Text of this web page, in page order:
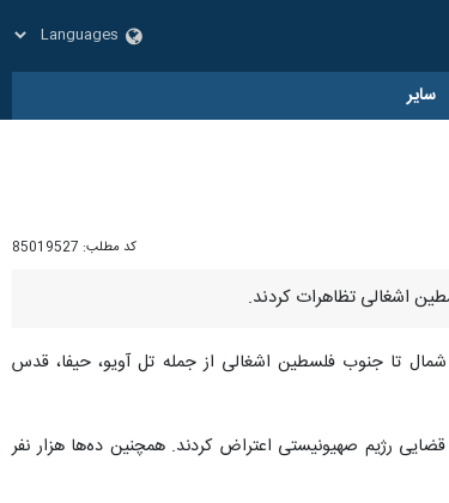
سایر
کد مطلب: 85019527